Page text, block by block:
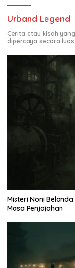
Urband Legend
Cerita atau kisah
dipercaya secara
Misteri Noni
Masa Penjajahan